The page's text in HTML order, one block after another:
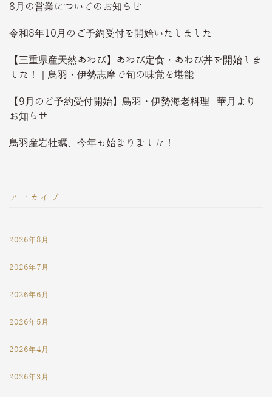
8月の営業についてのお知らせ
令和8年10月のご予約受付を開始いたしました
【三重県産天然あわび】あわび定食・あわび丼を開始しま
した！｜鳥羽・伊勢志摩で旬の味覚を堪能
【9月のご予約受付開始】鳥羽・伊勢海老料理 華月より
お知らせ
鳥羽産岩牡蠣、今年も始まりました！
アーカイブ
2026年8月
2026年7月
2026年6月
2026年5月
2026年4月
2026年3月